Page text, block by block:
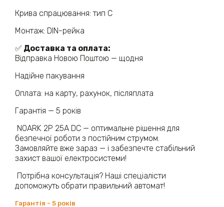
Крива спрацювання: тип C
Монтаж: DIN-рейка
✅ Доставка та оплата:
Відправка Новою Поштою — щодня
Надійне пакування
Оплата: на карту, рахунок, післяплата
Гарантія — 5 років
NOARK 2P 25А DC — оптимальне рішення для
безпечної роботи з постійним струмом.
Замовляйте вже зараз — і забезпечте стабільний
захист вашої електросистеми!
Потрібна консультація? Наші спеціалісти
допоможуть обрати правильний автомат!
Гарантія - 5 років